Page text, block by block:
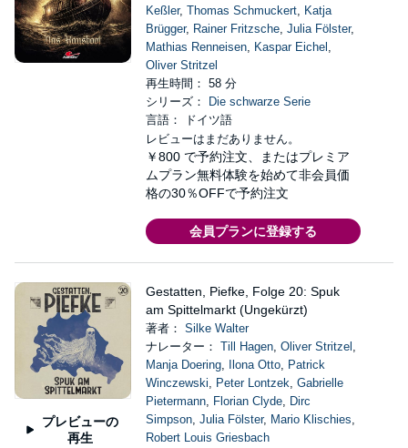
Keßler, Thomas Schmuckert, Katja
Brügger, Rainer Fritzsche, Julia Fölster,
Mathias Renneisen, Kaspar Eichel ,
Oliver Stritzel
再生時間： 58 分
シリーズ：
Die schwarze Serie
言語： ドイツ語
レビューはまだありません。
￥800 で予約注文、またはプレミア
ムプラン無料体験を始めて非会員価
格の30％OFFで予約注文
会員プランに登録する
プレビューの
再生
Gestatten, Piefke, Folge 20: Spuk
am Spittelmarkt (Ungekürzt)
著者： Silke Walter
ナレーター： Till Hagen, Oliver Stritzel ,
Manja Doering, Ilona Otto, Patrick
Winczewski, Peter Lontzek, Gabrielle
Pietermann, Florian Clyde, Dirc
Simpson, Julia Fölster, Mario Klischies,
Robert Louis Griesbach